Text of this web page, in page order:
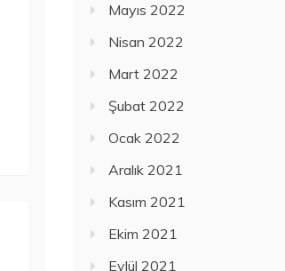
Mayıs 2022
Nisan 2022
Mart 2022
Şubat 2022
Ocak 2022
Aralık 2021
Kasım 2021
Ekim 2021
Eylül 2021